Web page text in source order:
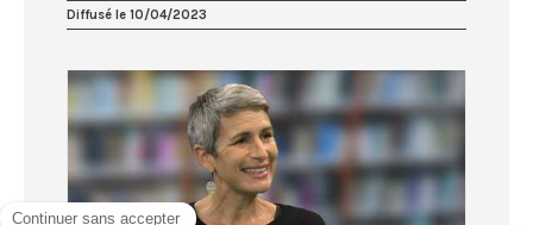
Diffusé le 10/04/2023